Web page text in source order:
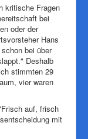
kritische Fragen
bei
oder der
Hans
bei über
Deshalb
stimmten 29
vier waren
auf, frisch
mit